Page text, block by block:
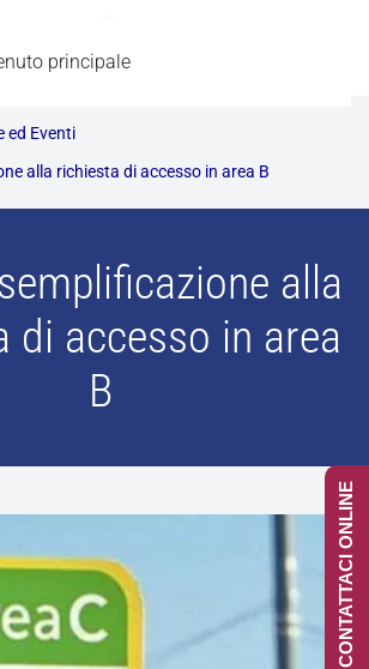
principale
ed Eventi
alla richiesta di accesso in area B
alla
di accesso in area
B
CONTATTACI ONLINE